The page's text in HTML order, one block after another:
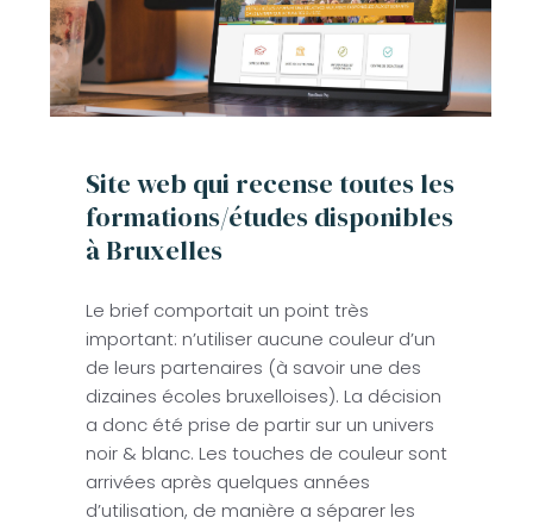
Site web qui recense toutes les
formations/études disponibles
à Bruxelles
Le brief comportait un point très
important: n’utiliser aucune couleur d’un
de leurs partenaires (à savoir une des
dizaines écoles bruxelloises). La décision
a donc été prise de partir sur un univers
noir & blanc. Les touches de couleur sont
arrivées après quelques années
d’utilisation, de manière a séparer les